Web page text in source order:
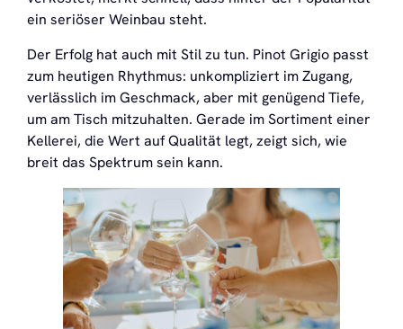
ein seriöser Weinbau steht.
Der Erfolg hat auch mit Stil zu tun. Pinot Grigio passt
zum heutigen Rhythmus: unkompliziert im Zugang,
verlässlich im Geschmack, aber mit genügend Tiefe,
um am Tisch mitzuhalten. Gerade im Sortiment einer
Kellerei, die Wert auf Qualität legt, zeigt sich, wie
breit das Spektrum sein kann.